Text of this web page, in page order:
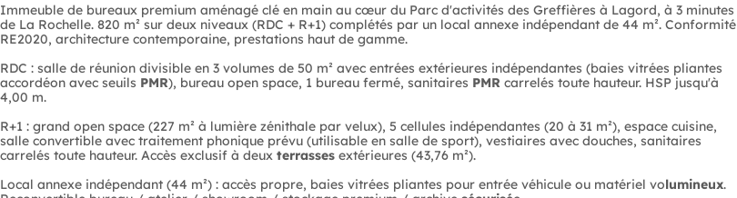
Immeuble de bureaux premium aménagé clé en main au cœur du Parc d'activités des Greffières à Lagord, à 3 minutes
de La Rochelle. 820 m² sur deux niveaux (RDC + R+1) complétés par un local annexe indépendant de 44 m². Conformité
RE2020, architecture contemporaine, prestations haut de gamme.
RDC : salle de réunion divisible en 3 volumes de 50 m² avec entrées extérieures indépendantes (baies vitrées pliantes
accordéon avec seuils PMR), bureau open space, 1 bureau fermé, sanitaires PMR carrelés toute hauteur. HSP jusqu'à
4,00 m.
R+1 : grand open space (227 m² à lumière zénithale par velux), 5 cellules indépendantes (20 à 31 m²), espace cuisine,
salle convertible avec traitement phonique prévu (utilisable en salle de sport), vestiaires avec douches, sanitaires
carrelés toute hauteur. Accès exclusif à deux terrasses extérieures (43,76 m²).
Local annexe indépendant (44 m²) : accès propre, baies vitrées pliantes pour entrée véhicule ou matériel volumineux.